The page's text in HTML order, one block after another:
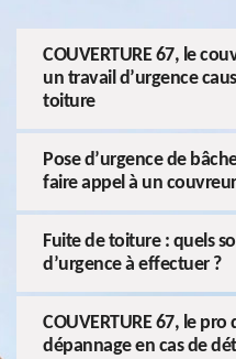
COUVERTURE 67, le
un travail d’urgence
toiture
Pose d’urgence de
faire appel à un
Fuite de toiture : quels
d’urgence à effectuer ?
COUVERTURE 67, le
dépannage en cas de